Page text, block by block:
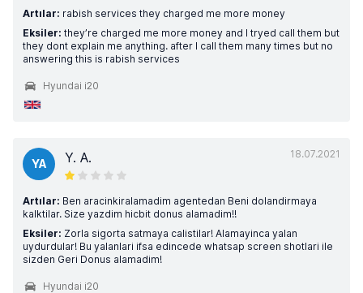
Artılar: rabish services they charged me more money
Eksiler: they’re charged me more money and I tryed call them but
they dont explain me anything. after I call them many times but no
answering this is rabish services
Hyundai i20
18.07.2021
YA Y. A.
Artılar: Ben aracinkiralamadim agentedan Beni dolandirmaya
kalktilar. Size yazdim hicbit donus alamadim!!
Eksiler: Zorla sigorta satmaya calistilar! Alamayinca yalan
uydurdular! Bu yalanlari ifsa edincede whatsap screen shotlari ile
sizden Geri Donus alamadim!
Hyundai i20